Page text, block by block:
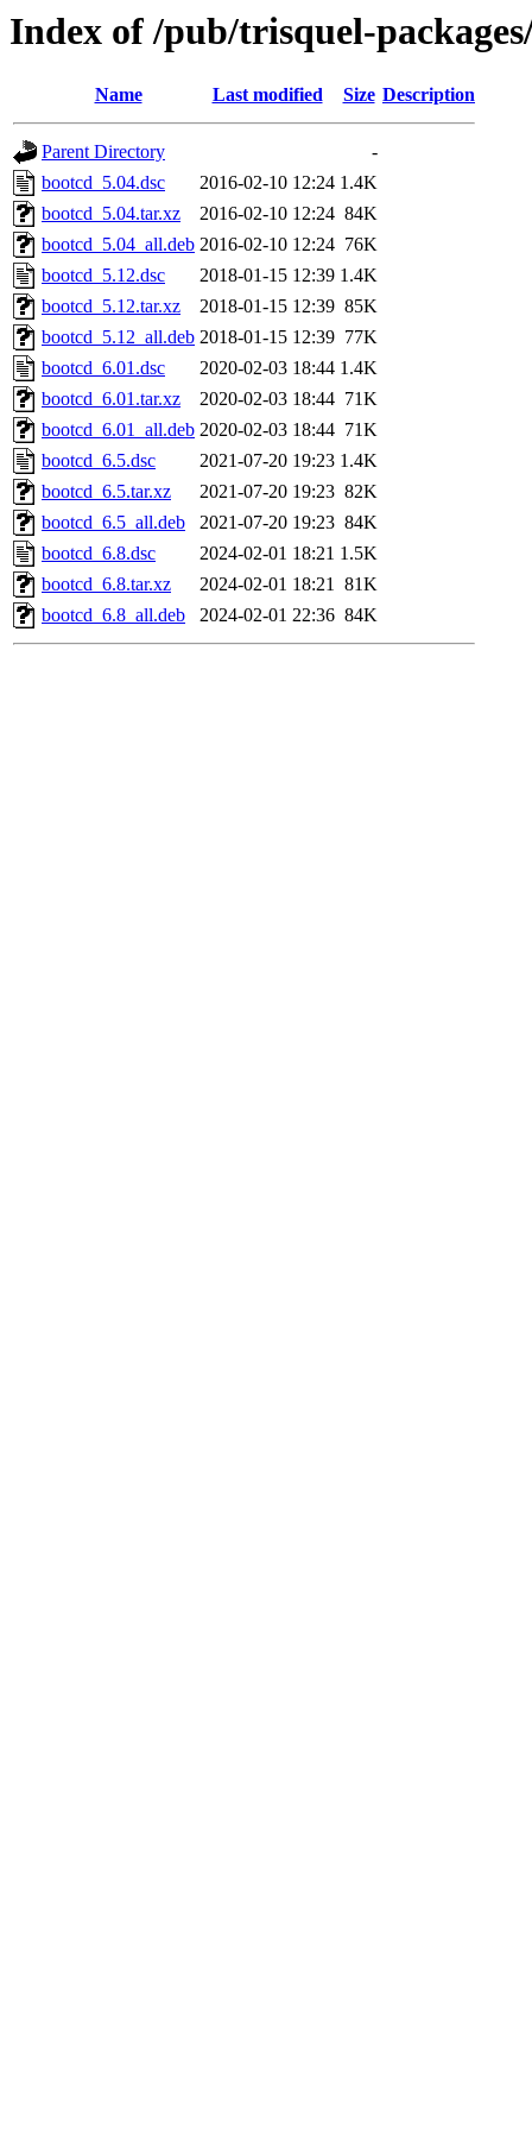
Index of /pub/trisquel-
Name Last modified Size Description
Parent Directory
-
bootcd_5.04.dsc
2016-02-10 12:24 1.4K
bootcd_5.04.tar.xz
2016-02-10 12:24 84K
bootcd_5.04_all.deb 2016-02-10 12:24 76K
bootcd_5.12.dsc
2018-01-15 12:39 1.4K
bootcd_5.12.tar.xz
2018-01-15 12:39 85K
bootcd_5.12_all.deb 2018-01-15 12:39 77K
bootcd_6.01.dsc
2020-02-03 18:44 1.4K
bootcd_6.01.tar.xz
2020-02-03 18:44 71K
bootcd_6.01_all.deb 2020-02-03 18:44 71K
bootcd_6.5.dsc
2021-07-20 19:23 1.4K
bootcd_6.5.tar.xz
2021-07-20 19:23 82K
bootcd_6.5_all.deb
2021-07-20 19:23 84K
bootcd_6.8.dsc
2024-02-01 18:21 1.5K
bootcd_6.8.tar.xz
2024-02-01 18:21 81K
bootcd_6.8_all.deb
2024-02-01 22:36 84K